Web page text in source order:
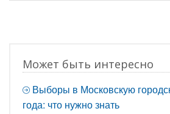
Может быть интересно
Выборы в Московскую
года: что нужно знать